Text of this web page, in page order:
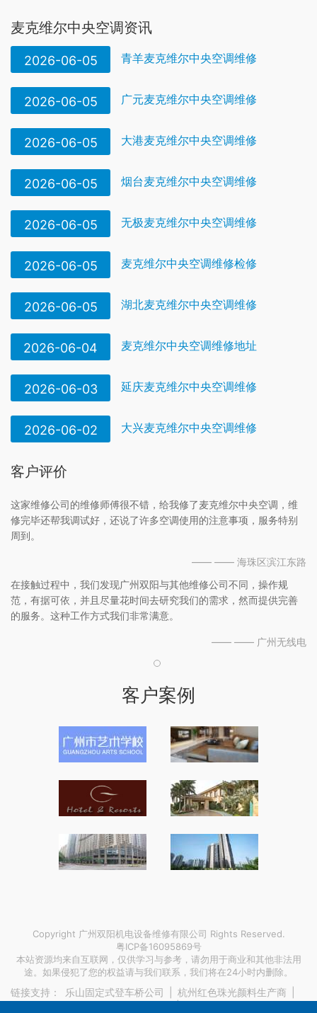
麦克维尔中央空调资讯
2026-06-05 青羊麦克维尔中央空调维修
2026-06-05 广元麦克维尔中央空调维修
2026-06-05 大港麦克维尔中央空调维修
2026-06-05 烟台麦克维尔中央空调维修
2026-06-05 无极麦克维尔中央空调维修
2026-06-05 麦克维尔中央空调维修检修
2026-06-05 湖北麦克维尔中央空调维修
2026-06-04 麦克维尔中央空调维修地址
2026-06-03 延庆麦克维尔中央空调维修
2026-06-02 大兴麦克维尔中央空调维修
客户评价
这家维修公司的维修师傅很不错，给我修了麦克维尔中央空调，维
修完毕还帮我调试好，还说了许多空调使用的注意事项，服务特别
周到。
—— —— 海珠区滨江东路
在接触过程中，我们发现广州双阳与其他维修公司不同，操作规
范，有据可依，并且尽量花时间去研究我们的需求，然而提供完善
的服务。这种工作方式我们非常满意。
—— —— 广州无线电
客户案例
Copyright 广州双阳机电设备维修有限公司 Rights Reserved.
粤ICP备16095869号
本站资源均来自互联网，仅供学习与参考，请勿用于商业和其他非法用
途。如果侵犯了您的权益请与我们联系，我们将在24小时内删除。
链接支持： 乐山固定式登车桥公司 杭州红色珠光颜料生产商